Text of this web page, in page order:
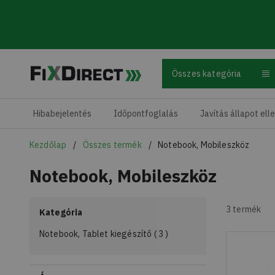
Skip to main content Összes kategória
Hibabejelentés Időpontfoglalás Javítás állapot
Kezdőlap Összes termék Notebook, Mobileszköz
Notebook, Mobileszköz
3 termék
Kategória
Notebook, Tablet kiegészítő 3